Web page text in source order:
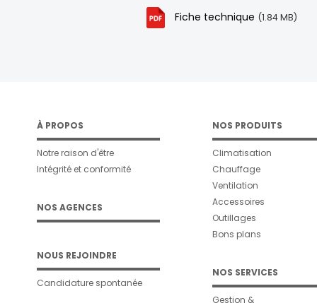
Fiche technique (1.84 MB)
À PROPOS
Notre raison d'être
Intégrité et conformité
NOS AGENCES
NOUS REJOINDRE
Candidature spontanée
NOS PRODUITS
Climatisation
Chauffage
Ventilation
Accessoires
Outillages
Bons plans
NOS SERVICES
Gestion &